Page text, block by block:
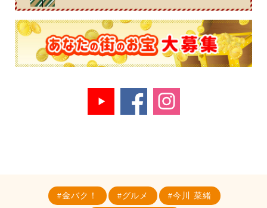
金バク！ グルメ 今川 菜緒